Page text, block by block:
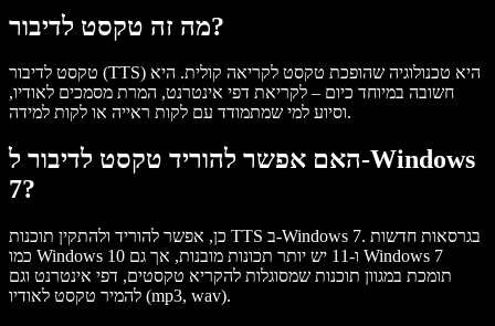
מה זה טקסט לדיבור?
טקסט לדיבור (TTS) היא טכנולוגיה שהופכת טקסט לקריאה קולית. היא
חשובה במיוחד כיום – לקריאת דפי אינטרנט, המרת מסמכים לאודיו,
וסיוע למי שמתמודד עם לקות ראייה או לקות למידה.
האם אפשר להוריד טקסט לדיבור ל-Windows
7?
כן, אפשר להוריד ולהתקין תוכנות TTS ב-Windows 7. בגרסאות חדשות
כמו Windows 10 ו-11 יש יותר תכונות מובנות, אך גם Windows 7
תומכת במגוון תוכנות שמסוגלות להקריא טקסטים, דפי אינטרנט וגם
להמיר טקסט לאודיו (mp3, wav).